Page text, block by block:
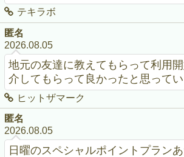
テキラボ
匿名
2026.08.05
地元の友達に教えてもらって利用
介してもらって良かったと思って
ヒットザマーク
匿名
2026.08.05
日曜のスペシャルポイントプラン